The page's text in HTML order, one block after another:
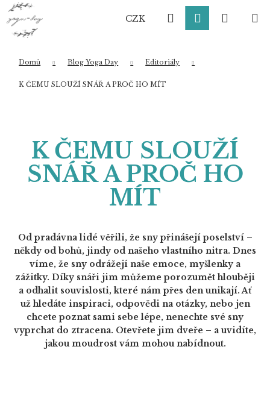
Přejít
obsah
CZK HledatPřihlášení
Domů Blog Yoga Day Editoriály
K ČEMU SLOUŽÍ SNÁŘ A PROČ HO MÍT
K ČEMU SLOUŽÍ
SNÁŘ A PROČ HO
MÍT
Od pradávna lidé věřili, že sny přinášejí poselství –
někdy od bohů, jindy od našeho vlastního nitra. Dnes
víme, že sny odrážejí naše emoce, myšlenky a
zážitky. Díky snáři jim můžeme porozumět hlouběji
a odhalit souvislosti, které nám přes den unikají. Ať
už hledáte inspiraci, odpovědi na otázky, nebo jen
chcete poznat sami sebe lépe, nenechte své sny
vyprchat do ztracena. Otevřete jim dveře – a uvidíte,
jakou moudrost vám mohou nabídnout.
K
o
Zpět
Zpět
Co potřebujete najít?
Doporučujeme